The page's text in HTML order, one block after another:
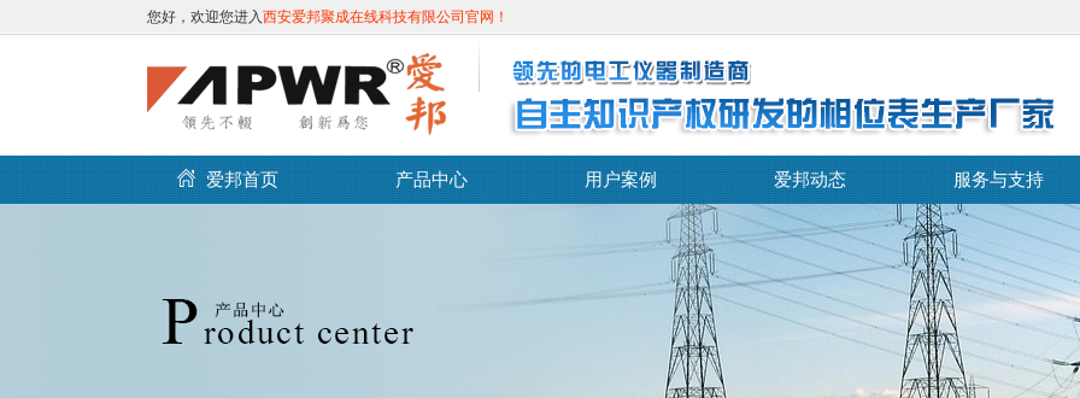
您好，欢迎您进入西安爱邦聚成在线科技有限公司官网！
爱邦首页 产品中心 用户案例 爱邦动态 服务与支持